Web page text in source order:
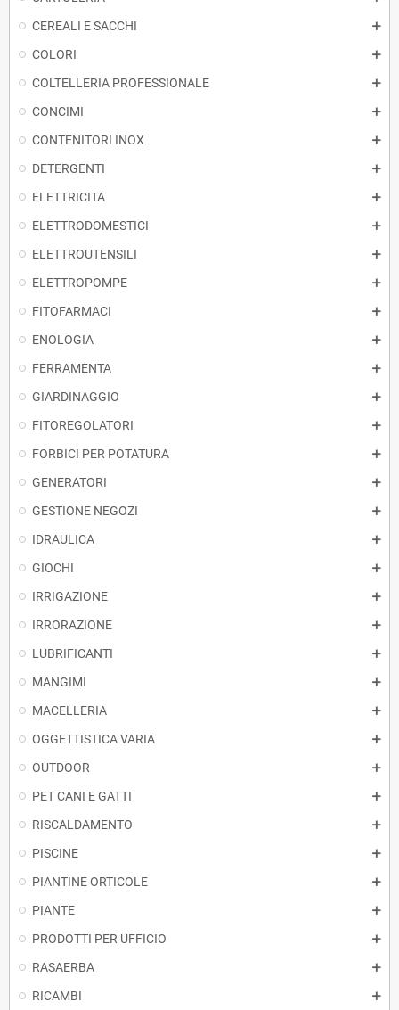
CEREALI E SACCHI
COLORI
COLTELLERIA PROFESSIONALE
CONCIMI
CONTENITORI INOX
DETERGENTI
ELETTRICITA
ELETTRODOMESTICI
ELETTROUTENSILI
ELETTROPOMPE
FITOFARMACI
ENOLOGIA
FERRAMENTA
GIARDINAGGIO
FITOREGOLATORI
FORBICI PER POTATURA
GENERATORI
GESTIONE NEGOZI
IDRAULICA
GIOCHI
IRRIGAZIONE
IRRORAZIONE
LUBRIFICANTI
MANGIMI
MACELLERIA
OGGETTISTICA VARIA
OUTDOOR
PET CANI E GATTI
RISCALDAMENTO
PISCINE
PIANTINE ORTICOLE
PIANTE
PRODOTTI PER UFFICIO
RASAERBA
RICAMBI